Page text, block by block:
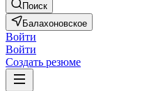
Поиск
Балахоновское
Войти
Войти
Создать резюме